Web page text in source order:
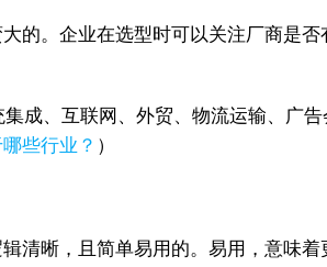
的。企业在选型时可以关注厂商是
成、互联网、外贸、物流运输、广
些行业？ ）
清晰，且简单易用的。易用，意味着